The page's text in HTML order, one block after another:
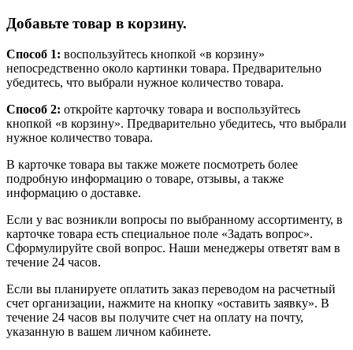
Добавьте товар в корзину.
Способ 1: воспользуйтесь кнопкой «в корзину»
непосредственно около картинки товара. Предварительно
убедитесь, что выбрали нужное количество товара.
Способ 2: откройте карточку товара и воспользуйтесь
кнопкой «в корзину». Предварительно убедитесь, что выбрали
нужное количество товара.
В карточке товара вы также можете посмотреть более
подробную информацию о товаре, отзывы, а также
информацию о доставке.
Если у вас возникли вопросы по выбранному ассортименту, в
карточке товара есть специальное поле «Задать вопрос».
Сформулируйте свой вопрос. Наши менеджеры ответят вам в
течение 24 часов.
Если вы планируете оплатить заказ переводом на расчетный
счет организации, нажмите на кнопку «оставить заявку». В
течение 24 часов вы получите счет на оплату на почту,
указанную в вашем личном кабинете.